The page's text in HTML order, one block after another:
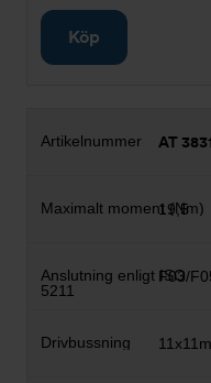
Köp
AT
19,5
F03/